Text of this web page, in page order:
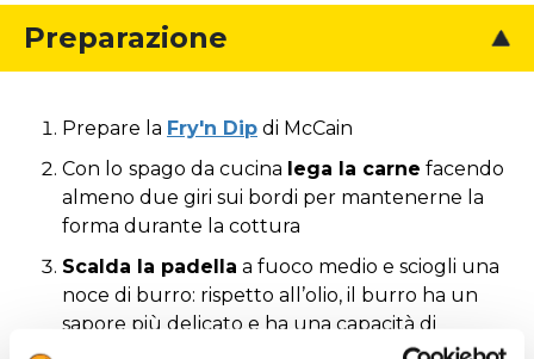
Preparazione
Prepare la Fry'n Dip di McCain
Con lo spago da cucina lega la carne facendo
almeno due giri sui bordi per mantenerne la
forma durante la cottura
Scalda la padella a fuoco medio e sciogli una
noce di burro: rispetto all’olio, il burro ha un
sapore più delicato e ha una capacità di